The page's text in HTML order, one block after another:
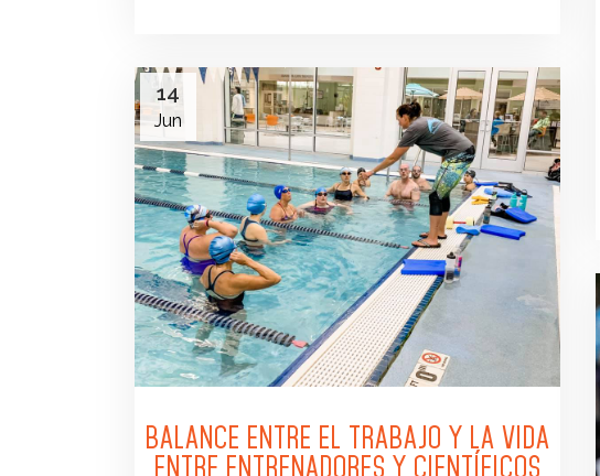
14
Jun
BALANCE ENTRE EL TRABAJO Y LA VIDA
ENTRE ENTRENADORES Y CIENTÍFICOS